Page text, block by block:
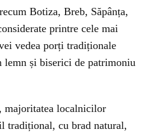
Botiza, Breb, Săpânța,
printre cele mai
vedea porți tradiționale
lemn și biserici de patrimoniu
majoritatea localnicilor
tradițional, cu brad natural,